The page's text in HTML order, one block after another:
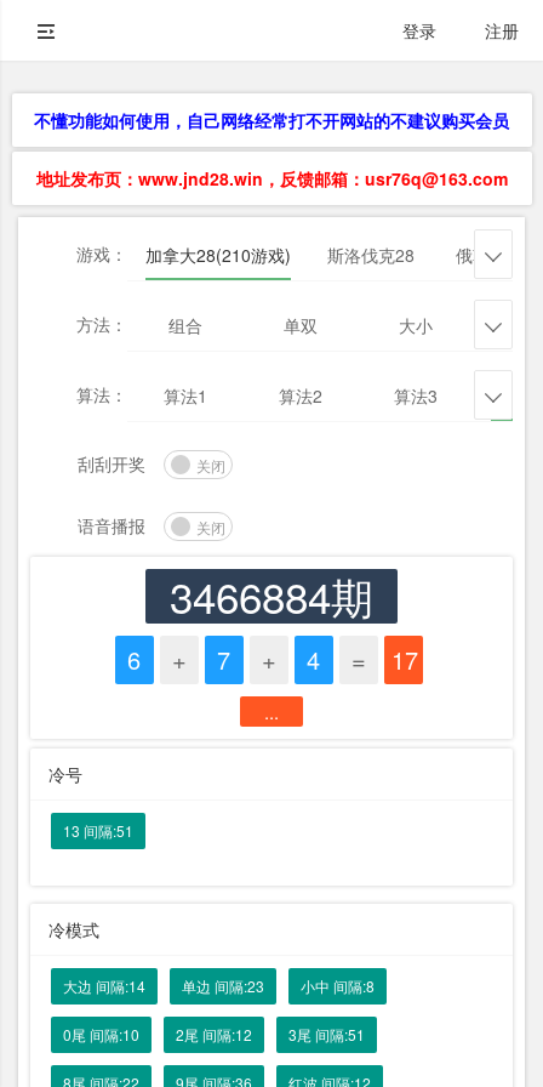
登录 注册
不懂功能如何使用，自己网络经常打不开网站的不建议购买会员
地址发布页：www.jnd28.win，反馈邮箱：usr76q@163.com
游戏： 加拿大28(210游戏) 斯洛伐克28 俄勒冈28

方法： 组合 单双 大小 
算法： 算法1 算法2 算法3 
刮刮开奖 关闭
语音播报 关闭
3466884期
6 + 7 + 4 = 17
...
冷号
13 间隔:51
冷模式
大边 间隔:14 单边 间隔:23 小中 间隔:8
0尾 间隔:10 2尾 间隔:12 3尾 间隔:51
8尾 间隔:22 9尾 间隔:36 红波 间隔:12